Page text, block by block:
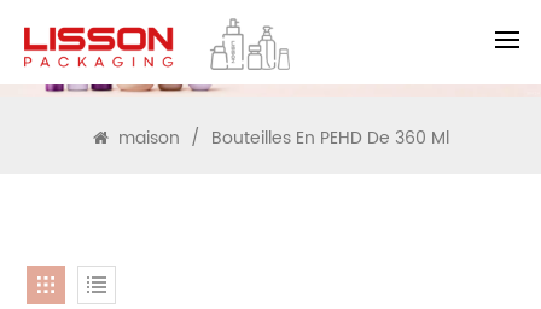
RECHERCHE
maison / Bouteilles En PEHD De 360 Ml